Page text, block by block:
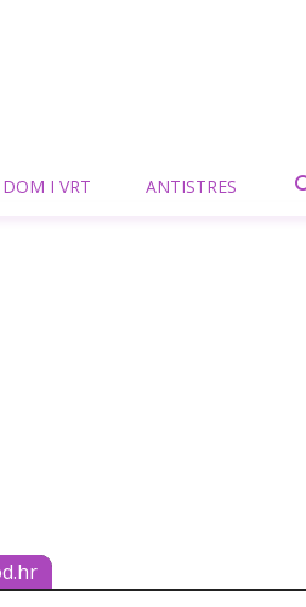
DOM I VRT ANTISTRES